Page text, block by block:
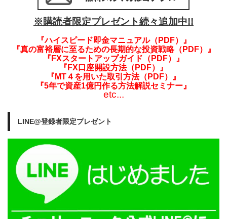
※購読者限定プレゼント続々追加中!!
『ハイスピード即金マニュアル（PDF）』
『真の富裕層に至るための長期的な投資戦略（PDF）』
『FXスタートアップガイド（PDF）』
『FX口座開設方法（PDF）』
『MT４を用いた取引方法（PDF）』
『5年で資産1億円作る方法解説セミナー』
etc...
LINE@登録者限定プレゼント